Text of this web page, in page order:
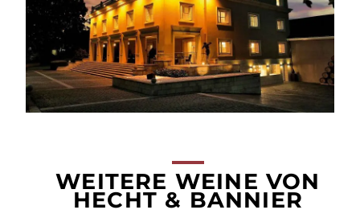
WEITERE WEINE VON
HECHT & BANNIER